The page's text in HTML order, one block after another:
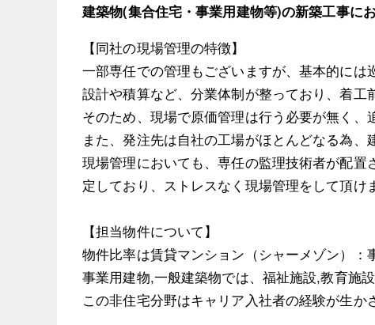
建築物(集合住宅・事業用建物等)の新築工事に
【同社の現場管理の特徴】
一部専任での管理もございますが、基本的には
設計や積算など、分業体制が整っており、着工
そのため、現場で原価管理は行う必要が無く、
また、発注先は自社の工場がほとんどなる為
現場管理においても、専任の監理技術者が配
定しており、ストレスなく現場管理をして頂け
【担当物件について】
物件比率は賃貸マンション（シャーメゾン）：
事業用建物,一般建築物では、福祉施設,教育施
この非住宅分野はキャリア入社者の経験が生か